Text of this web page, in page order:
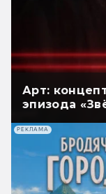
Арт:
эпизода
РЕКЛАМА